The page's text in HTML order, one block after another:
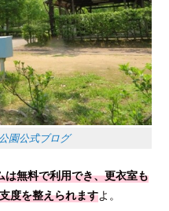
園公式ブログ
無料で利用でき、更衣室も
度を整えられますよ。